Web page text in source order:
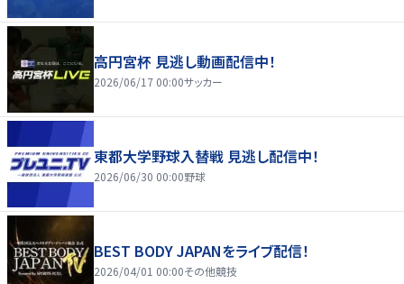
高円宮杯 見逃し動画配信中！
2026/06/17 00:00サッカー
東都大学野球入替戦 見逃し配信中！
2026/06/30 00:00野球
BEST BODY JAPANをライブ配信！
2026/04/01 00:00その他競技